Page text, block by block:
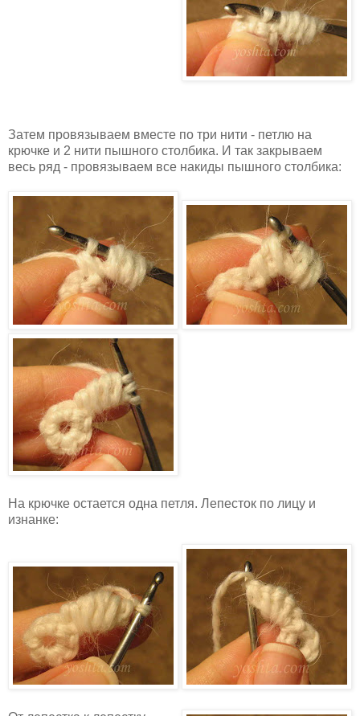
Затем провязываем вместе по три нити - петлю на
крючке и 2 нити пышного столбика. И так закрываем
весь ряд - провязываем все накиды пышного столбика:
На крючке остается одна петля. Лепесток по лицу и
изнанке: